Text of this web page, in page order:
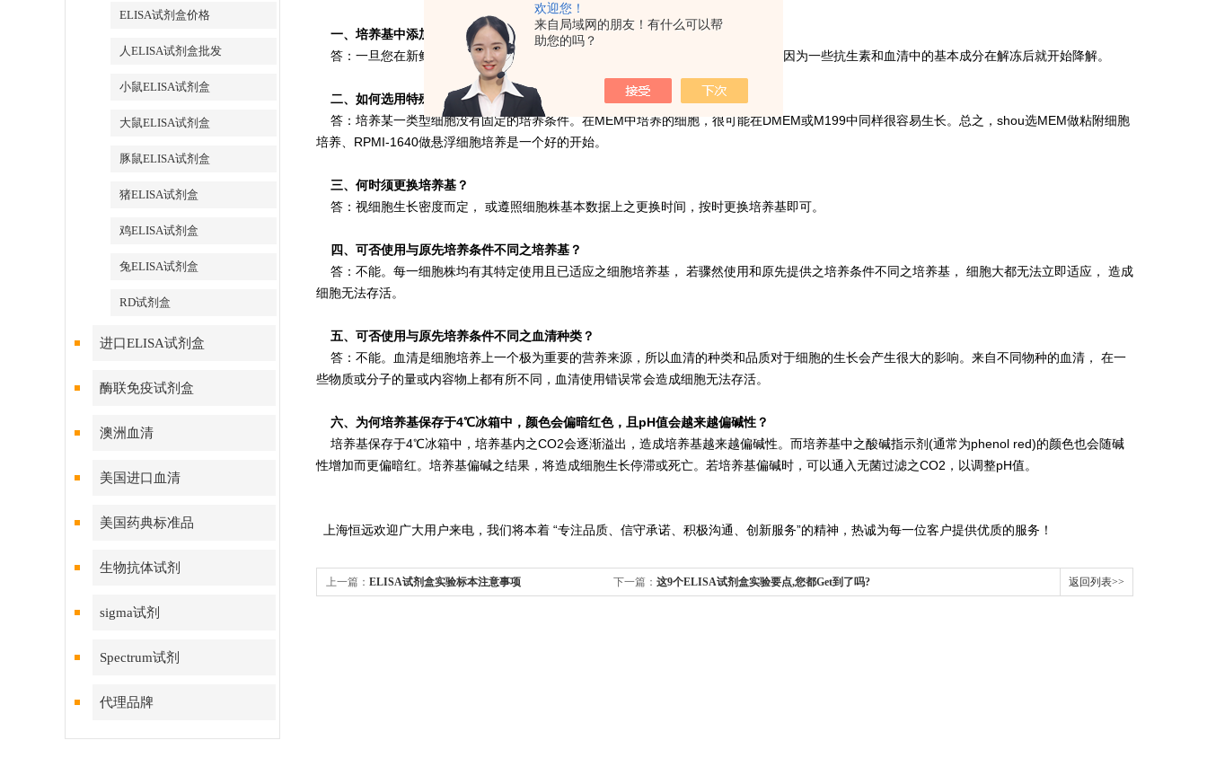
欢迎您！
来自局域网的朋友！有什么可以帮
助您的吗？
ELISA试剂盒价格
人ELISA试剂盒批发
小鼠ELISA试剂盒
大鼠ELISA试剂盒
豚鼠ELISA试剂盒
猪ELISA试剂盒
鸡ELISA试剂盒
兔ELISA试剂盒
RD试剂盒
进口ELISA试剂盒
酶联免疫试剂盒
澳洲血清
美国进口血清
美国药典标准品
生物抗体试剂
sigma试剂
Spectrum试剂
代理品牌
一、培养基中添加了血清和抗生素后，可长期保存吗？
答：一旦您在新鲜培养基中添加了血清和抗生素时，您应该在两到三周内使用它。因为一些抗生素和血清中的基本成分在解冻后就开始降解。
二、如何选用特殊细胞系培养基？
答：培养某一类型细胞没有固定的培养条件。在MEM中培养的细胞，很可能在DMEM或M199中同样很容易生长。总之，shou选MEM做粘附细胞
培养、RPMI-1640做悬浮细胞培养是一个好的开始。
三、何时须更换培养基？
答：视细胞生长密度而定， 或遵照细胞株基本数据上之更换时间，按时更换培养基即可。
四、可否使用与原先培养条件不同之培养基？
答：不能。每一细胞株均有其特定使用且已适应之细胞培养基， 若骤然使用和原先提供之培养条件不同之培养基， 细胞大都无法立即适应， 造成
细胞无法存活。
五、可否使用与原先培养条件不同之血清种类？
答：不能。血清是细胞培养上一个极为重要的营养来源，所以血清的种类和品质对于细胞的生长会产生很大的影响。来自不同物种的血清， 在一
些物质或分子的量或内容物上都有所不同，血清使用错误常会造成细胞无法存活。
六、为何培养基保存于4℃冰箱中，颜色会偏暗红色，且pH值会越来越偏碱性？
培养基保存于4℃冰箱中，培养基内之CO2会逐渐溢出，造成培养基越来越偏碱性。而培养基中之酸碱指示剂(通常为phenol red)的颜色也会随碱
性增加而更偏暗红。培养基偏碱之结果，将造成细胞生长停滞或死亡。若培养基偏碱时，可以通入无菌过滤之CO2，以调整pH值。
上海恒远欢迎广大用户来电，我们将本着 “专注品质、信守承诺、积极沟通、创新服务”的精神，热诚为每一位客户提供优质的服务！
上一篇： ELISA试剂盒实验标本注意事项 下一篇： 这9个ELISA试剂盒实验要点,您都Get到了吗? 返回列表>>